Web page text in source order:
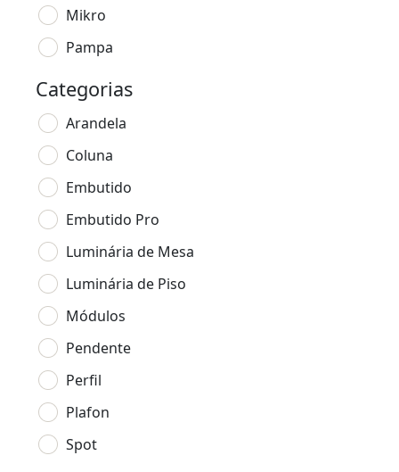
Mikro
Pampa
Categorias
Arandela
Coluna
Embutido
Embutido Pro
Luminária de Mesa
Luminária de Piso
Módulos
Pendente
Perfil
Plafon
Spot